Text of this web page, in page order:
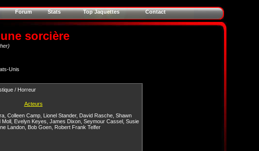
Forum Stats Top Jaquettes Contact
sorcière
Unis
/ Horreur
Acteurs
, Colleen Camp, Lionel Stander, David Rasche, Shawn
Moll Evelyn Keyes James Dixon Seymour Cassel Susie
Landon, Bob Goen, Robert Frank Telfer